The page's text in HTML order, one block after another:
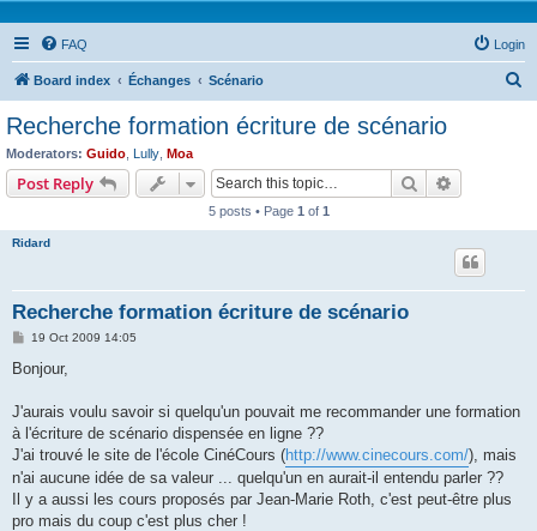
FAQ Login
Board index Échanges Scénario
Recherche formation écriture de scénario
Moderators: Guido Lully Moa
Post Reply Search
5 posts • Page 1 of 1
Ridard
Recherche formation écriture de scénario
P
s
19 Oct 2009 14:05
Bonjour,
J'aurais voulu savoir si quelqu'un pouvait me recommander une formation
à l'écriture de scénario dispensée en ligne ??
J'ai trouvé le site de l'école CinéCours (http://www.cinecours.com/), mais
n'ai aucune idée de sa valeur ... quelqu'un en aurait-il entendu parler ??
Il y a aussi les cours proposés par Jean-Marie Roth, c'est peut-être plus
pro mais du coup c'est plus cher !